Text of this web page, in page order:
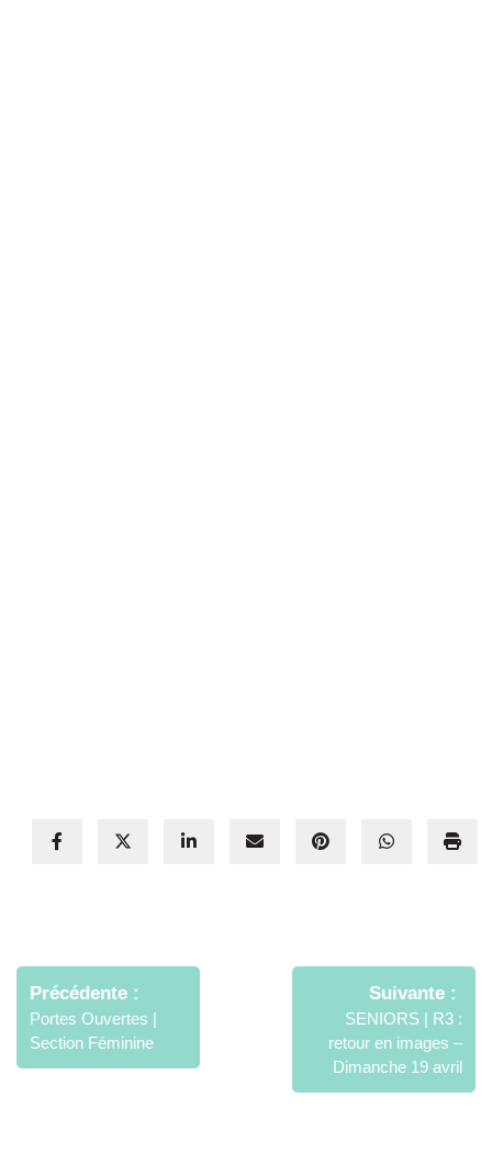
de
l’article
Précédente
Portes Ouvertes |
Section Féminine
Suivante
SENIORS | R3 :
retour en images –
Dimanche 19 avril